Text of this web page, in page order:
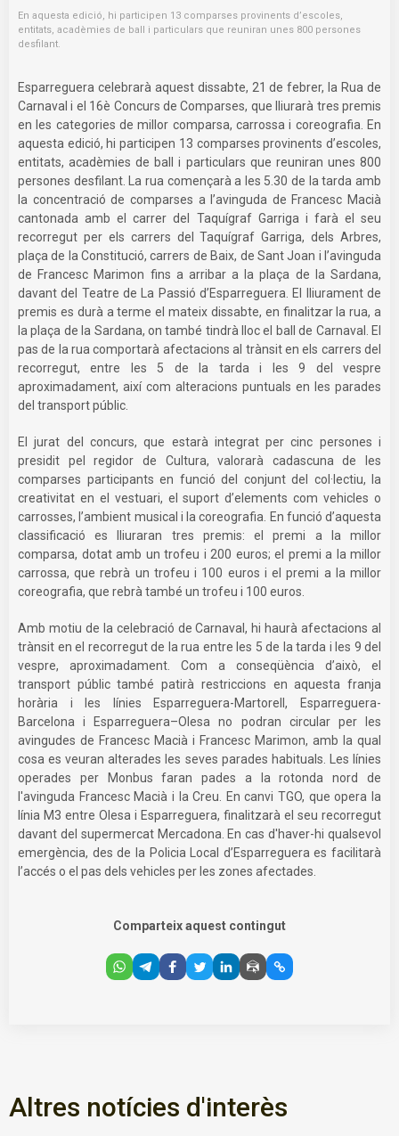
En aquesta edició, hi participen 13 comparses provinents d’escoles,
entitats, acadèmies de ball i particulars que reuniran unes 800 persones
desfilant.
Esparreguera celebrarà aquest dissabte, 21 de febrer, la Rua de
Carnaval i el 16è Concurs de Comparses, que lliurarà tres premis
en les categories de millor comparsa, carrossa i coreografia. En
aquesta edició, hi participen 13 comparses provinents d’escoles,
entitats, acadèmies de ball i particulars que reuniran unes 800
persones desfilant. La rua començarà a les 5.30 de la tarda amb
la concentració de comparses a l’avinguda de Francesc Macià
cantonada amb el carrer del Taquígraf Garriga i farà el seu
recorregut per els carrers del Taquígraf Garriga, dels Arbres,
plaça de la Constitució, carrers de Baix, de Sant Joan i l’avinguda
de Francesc Marimon fins a arribar a la plaça de la Sardana,
davant del Teatre de La Passió d’Esparreguera. El lliurament de
premis es durà a terme el mateix dissabte, en finalitzar la rua, a
la plaça de la Sardana, on també tindrà lloc el ball de Carnaval. El
pas de la rua comportarà afectacions al trànsit en els carrers del
recorregut, entre les 5 de la tarda i les 9 del vespre
aproximadament, així com alteracions puntuals en les parades
del transport públic.
El jurat del concurs, que estarà integrat per cinc persones i
presidit pel regidor de Cultura, valorarà cadascuna de les
comparses participants en funció del conjunt del col·lectiu, la
creativitat en el vestuari, el suport d’elements com vehicles o
carrosses, l’ambient musical i la coreografia. En funció d’aquesta
classificació es lliuraran tres premis: el premi a la millor
comparsa, dotat amb un trofeu i 200 euros; el premi a la millor
carrossa, que rebrà un trofeu i 100 euros i el premi a la millor
coreografia, que rebrà també un trofeu i 100 euros.
Amb motiu de la celebració de Carnaval, hi haurà afectacions al
trànsit en el recorregut de la rua entre les 5 de la tarda i les 9 del
vespre, aproximadament. Com a conseqüència d’això, el
transport públic també patirà restriccions en aquesta franja
horària i les línies Esparreguera-Martorell, Esparreguera-
Barcelona i Esparreguera–Olesa no podran circular per les
avingudes de Francesc Macià i Francesc Marimon, amb la qual
cosa es veuran alterades les seves parades habituals. Les línies
operades per Monbus faran pades a la rotonda nord de
l'avinguda Francesc Macià i la Creu. En canvi TGO, que opera la
línia M3 entre Olesa i Esparreguera, finalitzarà el seu recorregut
davant del supermercat Mercadona. En cas d'haver-hi qualsevol
emergència, des de la Policia Local d’Esparreguera es facilitarà
l’accés o el pas dels vehicles per les zones afectades.
Comparteix aquest contingut
Altres notícies d'interès